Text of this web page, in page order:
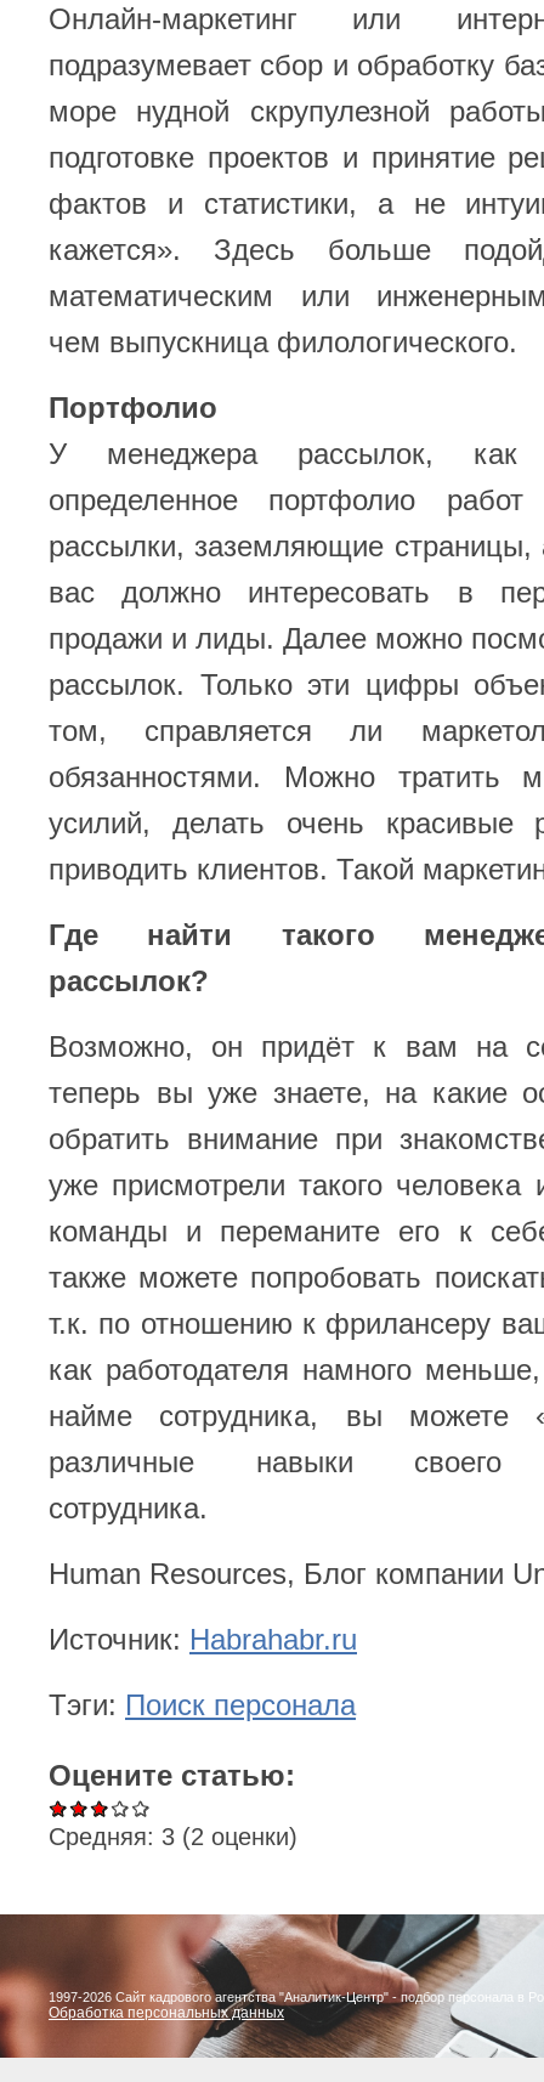
Онлайн-маркетинг или
подразумевает сбор и обработку
море нудной скрупулезной
подготовке проектов и принятие
фактов и статистики, а не
кажется». Здесь больше
математическим или
чем выпускница филологического.
Портфолио
У менеджера рассылок, как
определенное портфолио
рассылки, заземляющие страницы,
вас должно интересовать в
продажи и лиды. Далее можно
рассылок. Только эти цифры
том, справляется ли
обязанностями. Можно тратить
усилий, делать очень красивые
приводить клиентов. Такой
Где найти такого
рассылок?
Возможно, он придёт к вам на
теперь вы уже знаете, на какие
обратить внимание при
уже присмотрели такого
команды и переманите его к
также можете попробовать
т.к. по отношению к фрилансеру
как работодателя намного
найме сотрудника, вы можете
различные навыки своего
сотрудника.
Human Resources, Блог компании
Источник: Habrahabr.ru
Тэги: Поиск персонала
Оцените статью:
Средняя: 3 (2 оценки)
1997-2026 Сайт кадрового агентства "Аналитик-Центр" - подбор персонала в
Обработка персональных данных